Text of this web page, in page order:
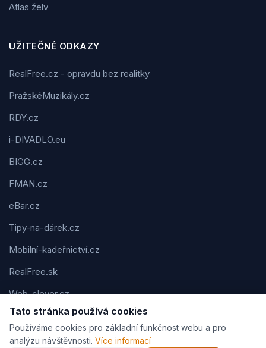
Atlas želv
UŽITEČNÉ ODKAZY
RealFree.cz - opravdu bez realitky
PražskéMuzikály.cz
RDY.cz
i-DIVADLO.eu
BIGG.cz
FMAN.cz
eBar.cz
Tipy-na-dárek.cz
Mobilní-kadeřnictví.cz
RealFree.sk
Web-clever.cz
Kvízov.cz
Karavaning.net
Tato stránka používá cookies
Používáme cookies pro základní funkčnost webu a pro
analýzu návštěvnosti. Více informací